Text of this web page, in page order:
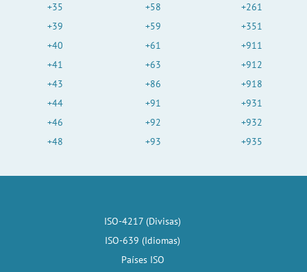
+35
+39
+40
+41
+43
+44
+46
+48
+58
+59
+61
+63
+86
+91
+92
+93
+261
+351
+911
+912
+918
+931
+932
+935
ISO-4217 (Divisas)
ISO-639 (Idiomas)
Países ISO